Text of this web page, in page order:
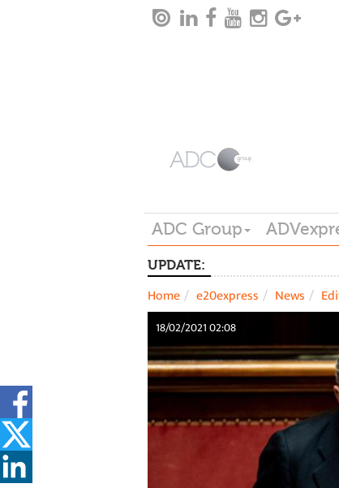
ADC Group
UPDATE:
Home e20express News
18/02/2021 02:08